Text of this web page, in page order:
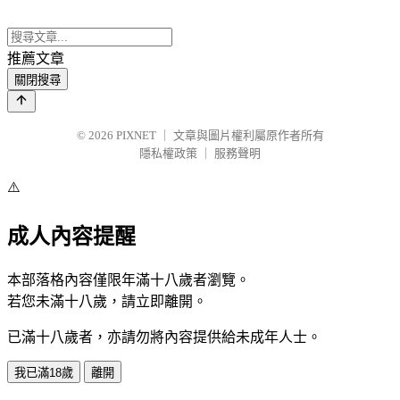
推薦文章
關閉搜尋
© 2026 PIXNET
文章與圖片權利屬原作者所有
隱私權政策
服務聲明
⚠️
成人內容提醒
本部落格內容僅限年滿十八歲者瀏覽。
若您未滿十八歲，請立即離開。
已滿十八歲者，亦請勿將內容提供給未成年人士。
我已滿18歲 離開